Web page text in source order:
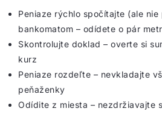
Peniaze rýchlo spočítajte (ale nie
bankomatom – odídete o pár
Skontrolujte doklad – overte si
kurz
Peniaze rozdeľte – nevkladajte
peňaženky
Odídite z miesta – nezdržiavajte